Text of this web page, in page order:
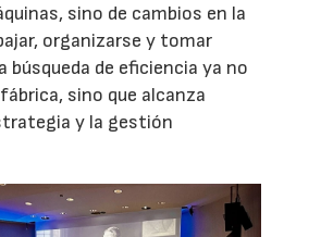
sino de cambios en la
organizarse y tomar
búsqueda de eficiencia ya no
sino que alcanza
y la gestión